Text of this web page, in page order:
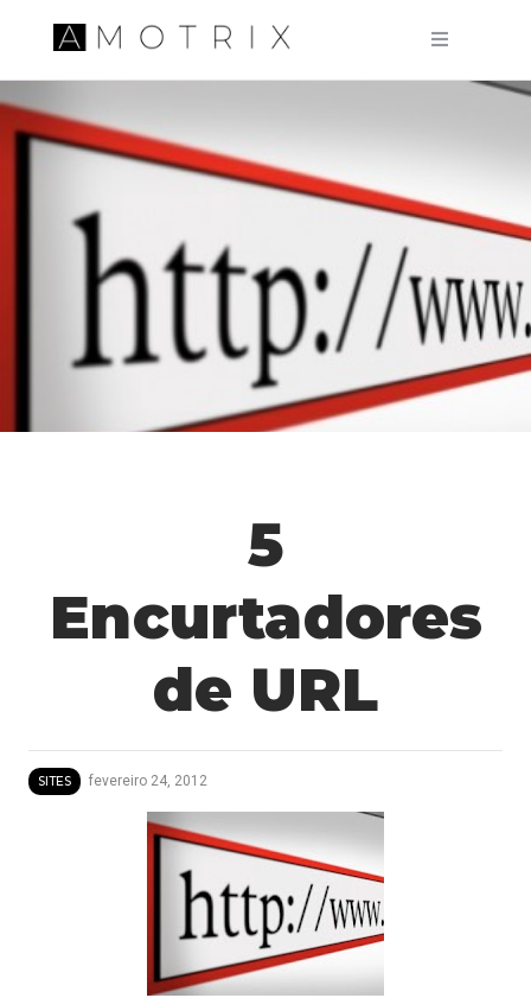
Pular para o conteúdo principal
5
Encurtadores
de URL
SITES fevereiro 24, 2012